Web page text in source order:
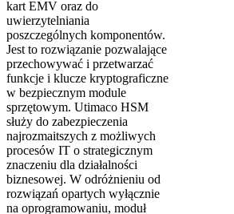
kart EMV oraz do
uwierzytelniania
poszczególnych komponentów.
Jest to rozwiązanie pozwalające
przechowywać i przetwarzać
funkcje i klucze kryptograficzne
w bezpiecznym module
sprzętowym. Utimaco HSM
służy do zabezpieczenia
najrozmaitszych z możliwych
procesów IT o strategicznym
znaczeniu dla działalności
biznesowej. W odróżnieniu od
rozwiązań opartych wyłącznie
na oprogramowaniu, moduł